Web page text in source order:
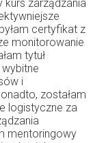
kurs zarządzania
certyfikat z
monitorowanie
tytuł
i
zostałam
logistyczne za
mentoringowy